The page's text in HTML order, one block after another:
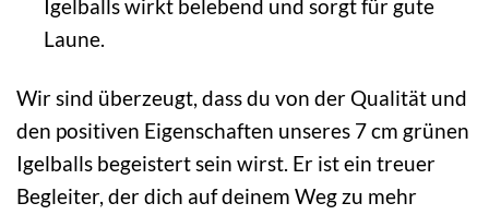
Igelballs wirkt belebend und sorgt für gute
Laune.
Wir sind überzeugt, dass du von der Qualität und
den positiven Eigenschaften unseres 7 cm grünen
Igelballs begeistert sein wirst. Er ist ein treuer
Begleiter, der dich auf deinem Weg zu mehr